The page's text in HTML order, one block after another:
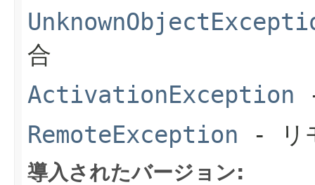
合
ActivationException
RemoteException - リ
導入されたバージョン: